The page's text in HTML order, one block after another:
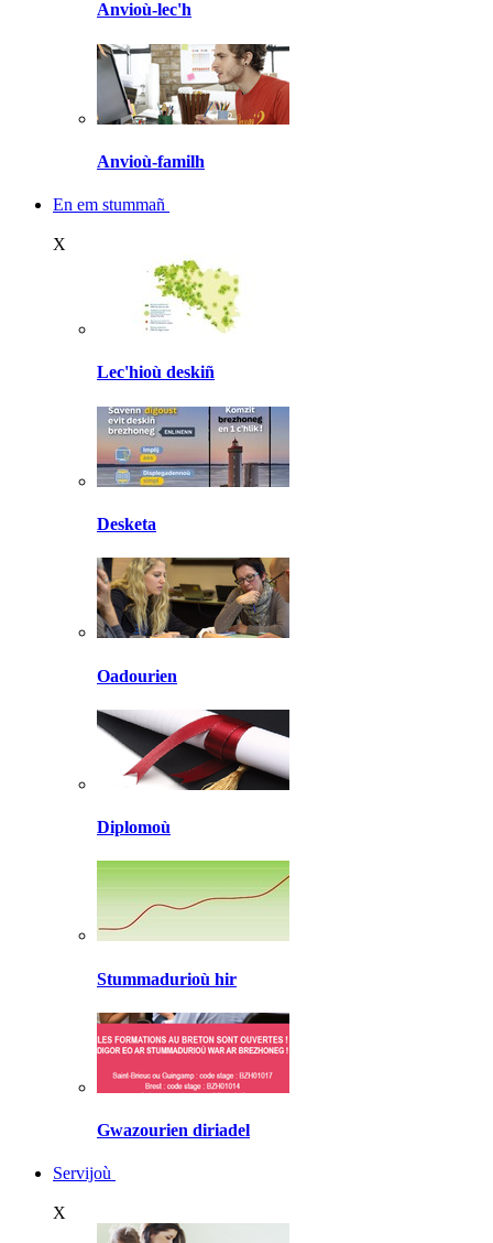
Anvioù-lec'h
Anvioù-familh
En em stummañ
X
Lec'hioù deskiñ
Desketa
Oadourien
Diplomoù
Stummadurioù hir
Gwazourien diriadel
Servijoù
X